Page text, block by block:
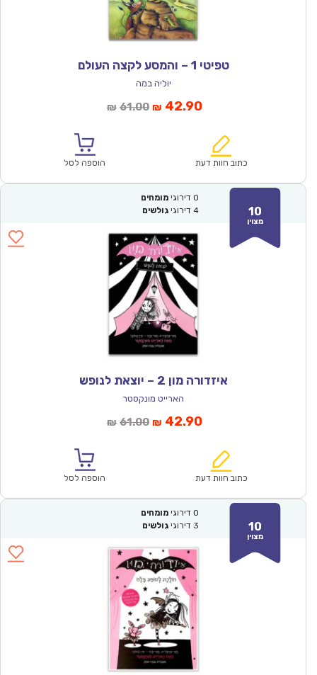
טפיטי 1 – והמסע לקצה העולם
יוליה במה
₪ 61.00המחיר
₪61.00.
₪ 42.90המחיר
הוא:
כתוב חוות דעת הוספה לסל
10
מצוין
0 דירוגי מומחים
4 דירוגי גולשים
איזדורה מון 2 – יוצאת לנופש
הארייט מונקסטר
₪ 61.00המחיר
₪61.00.
₪ 42.90המחיר
הוא:
כתוב חוות דעת הוספה לסל
10
מצוין
0 דירוגי מומחים
3 דירוגי גולשים